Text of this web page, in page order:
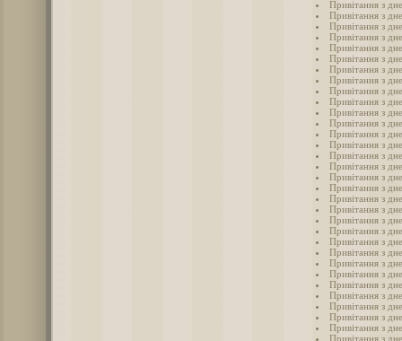
Привітання з
Привітання з
Привітання з
Привітання з
Привітання з
Привітання з
Привітання з
Привітання з
Привітання з
Привітання з
Привітання з
Привітання з
Привітання з
Привітання з
Привітання з
Привітання з
Привітання з
Привітання з
Привітання з
Привітання з
Привітання з
Привітання з
Привітання з
Привітання з
Привітання з
Привітання з
Привітання з
Привітання з
Привітання з
Привітання з
Привітання з
Привітання з